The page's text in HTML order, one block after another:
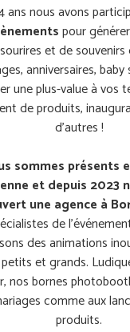
ans nous avons
pour
et de souvenirs
anniversaires,
une plus-value à vos
de produits,
d’autres !
sommes présents
et depuis 2023
une agence à
de
des animations
et grands.
nos bornes
comme aux
produits.